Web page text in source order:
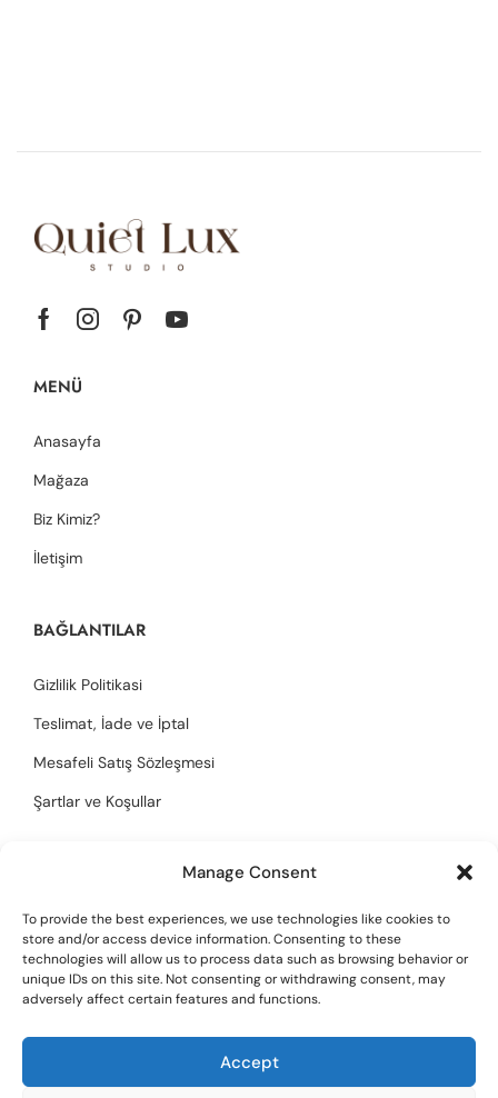
Manage Consent
To provide the best experiences, we use technologies like cookies to
store and/or access device information. Consenting to these
technologies will allow us to process data such as browsing behavior or
unique IDs on this site. Not consenting or withdrawing consent, may
adversely affect certain features and functions.
Accept
MENÜ
Anasayfa
Mağaza
Biz Kimiz?
İletişim
BAĞLANTILAR
Gizlilik Politikasi
Teslimat, İade ve İptal
Mesafeli Satış Sözleşmesi
Şartlar ve Koşullar
info@quietluxstudio.com